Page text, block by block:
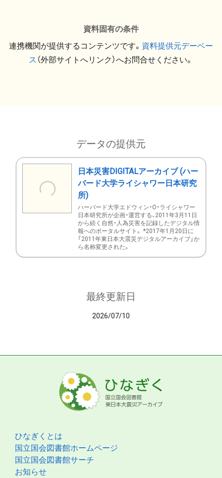
資料固有の条件
連携機関が提供するコンテンツです。 資料提供元デーベー
ス （外部サイトへリンク）へお問合せください。
データの提供元
日本災害DIGITALアーカイブ (ハー
バード大学ライシャワー日本研究
所)
ハーバード大学エドウィン・O・ライシャワー
日本研究所が企画・運営する、2011年3月11日
から続く自然・人為災害を記録したデジタル情
報へのポータルサイト。 *2017年1月20日に
「2011年東日本大震災デジタルアーカイブ」か
ら名称変更された。
最終更新日
2026/07/10
ひなぎくとは
国立国会図書館ホームページ
国立国会図書館サーチ
お知らせ